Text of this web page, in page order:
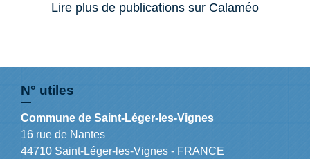
Lire plus de publications sur Calaméo
N° utiles
Commune de Saint-Léger-les-Vignes
16 rue de Nantes
44710 Saint-Léger-les-Vignes - FRANCE